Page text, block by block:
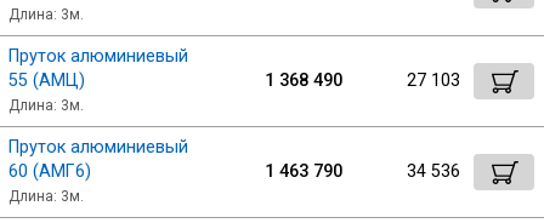
Длина: 3м.
Пруток алюминиевый
55 (АМЦ)
Длина: 3м.
1 368 490 27 103
Пруток алюминиевый
60 (АМГ6)
Длина: 3м.
1 463 790 34 536